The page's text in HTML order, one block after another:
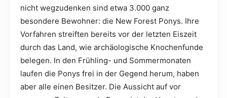
nicht wegzudenken sind etwa 3.000 ganz
besondere Bewohner: die New Forest Ponys. Ihre
Vorfahren streiften bereits vor der letzten Eiszeit
durch das Land, wie archäologische Knochenfunde
belegen. In den Frühling- und Sommermonaten
laufen die Ponys frei in der Gegend herum, haben
aber alle einen Besitzer. Die Aussicht auf vor